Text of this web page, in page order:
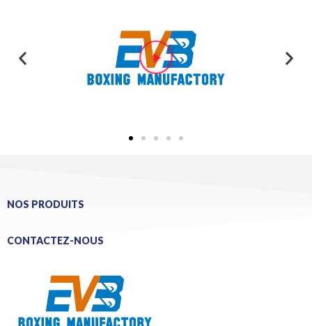
NOS PRODUITS
CONTACTEZ-NOUS